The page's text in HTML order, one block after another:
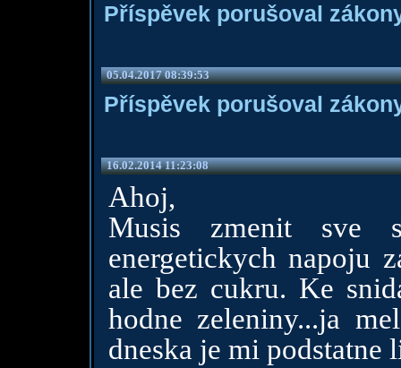
Příspěvek porušoval
05.04.2017 08:39:53
Příspěvek porušoval
16.02.2014 11:23:08
Ahoj,
Musis zmenit sve
energetickych napoju
ale bez cukru. Ke
hodne zeleniny...ja
dneska je mi